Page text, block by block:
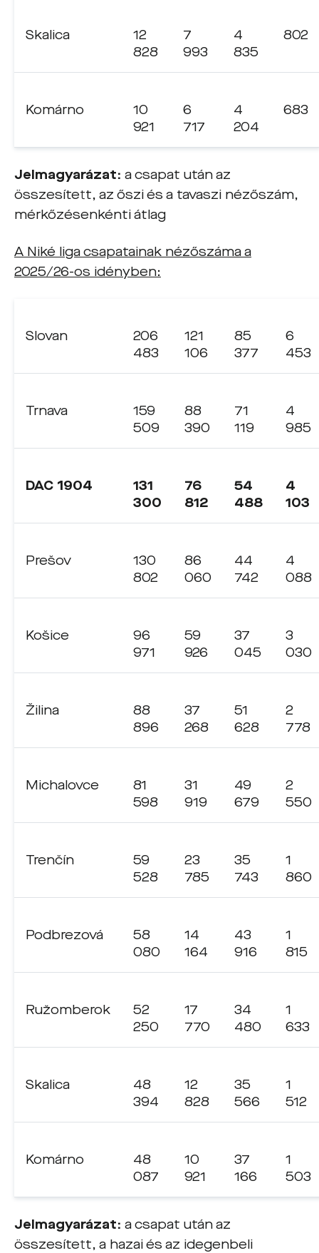
Skalica
12
828
7
993
4
835
802
Komárno
10
921
6
717
4
204
683
Jelmagyarázat: a csapat után az
összesített, az őszi és a tavaszi nézőszám,
mérkőzésenkénti átlag
A Niké liga csapatainak nézőszáma a
2025/26-os idényben:
Slovan
206
483
121
106
85
377
6
453
Trnava
159
509
88
390
71
119
4
985
DAC 1904
131
300
76
812
54
488
4
103
Prešov
130
802
86
060
44
742
4
088
Košice
96
971
59
926
37
045
3
030
Žilina
88
896
37
268
51
628
2
778
Michalovce
81
598
31
919
49
679
2
550
Trenčín
59
528
23
785
35
743
1
860
Podbrezová
58
080
14
164
43
916
1
815
Ružomberok
52
250
17
770
34
480
1
633
Skalica
48
394
12
828
35
566
1
512
Komárno
48
087
10
921
37
166
1
503
Jelmagyarázat: a csapat után az
összesített, a hazai és az idegenbeli